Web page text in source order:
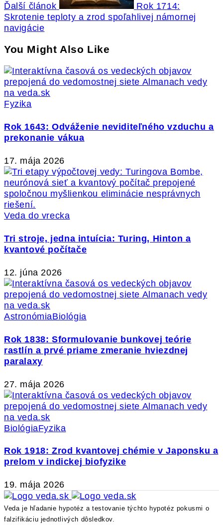
Ďalší článok
Rok 1714:
Skrotenie teploty a zrod spoľahlivej námornej
navigácie
You Might Also Like
Fyzika
Rok 1643: Odváženie neviditeľného vzduchu a
prekonanie vákua
17. mája 2026
Veda do vrecka
Tri stroje, jedna intuícia: Turing, Hinton a
kvantové počítače
12. júna 2026
AstronómiaBiológia
Rok 1838: Sformulovanie bunkovej teórie
rastlín a prvé priame zmeranie hviezdnej
paralaxy
27. mája 2026
BiológiaFyzika
Rok 1918: Zrod kvantovej chémie v Japonsku a
prelom v indickej biofyzike
19. mája 2026
Veda je hľadanie hypotéz a testovanie týchto hypotéz pokusmi o
falzifikáciu jednotlivých dôsledkov.